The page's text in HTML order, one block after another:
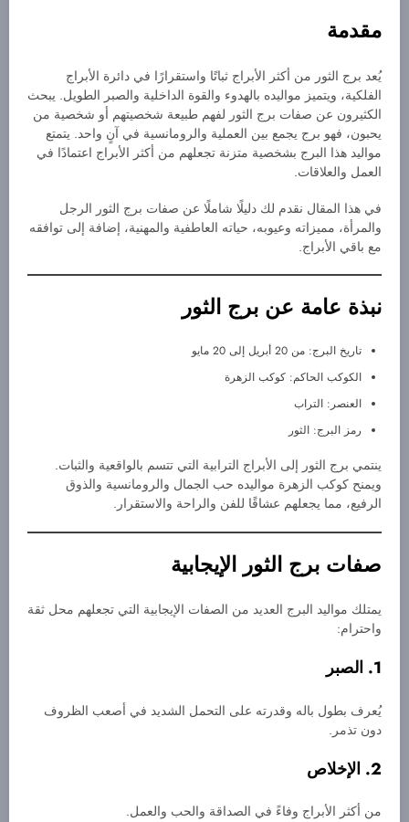
مقدمة
يُعد برج الثور من أكثر الأبراج ثباتًا واستقرارًا في دائرة الأبراج
الفلكية، ويتميز مواليده بالهدوء والقوة الداخلية والصبر الطويل. يبحث
الكثيرون عن صفات برج الثور لفهم طبيعة شخصيتهم أو شخصية من
يحبون، فهو برج يجمع بين العملية والرومانسية في آنٍ واحد. يتمتع
مواليد هذا البرج بشخصية متزنة تجعلهم من أكثر الأبراج اعتمادًا في
العمل والعلاقات.
في هذا المقال نقدم لك دليلًا شاملًا عن صفات برج الثور الرجل
والمرأة، مميزاته وعيوبه، حياته العاطفية والمهنية، إضافة إلى توافقه
مع باقي الأبراج.
نبذة عامة عن برج الثور
تاريخ البرج: من 20 أبريل إلى 20 مايو
الكوكب الحاكم: كوكب الزهرة
العنصر: التراب
رمز البرج: الثور
ينتمي برج الثور إلى الأبراج الترابية التي تتسم بالواقعية والثبات.
ويمنح كوكب الزهرة مواليده حب الجمال والرومانسية والذوق
الرفيع، مما يجعلهم عشاقًا للفن والراحة والاستقرار.
صفات برج الثور الإيجابية
يمتلك مواليد البرج العديد من الصفات الإيجابية التي تجعلهم محل ثقة
واحترام:
1. الصبر
يُعرف بطول باله وقدرته على التحمل الشديد في أصعب الظروف
دون تذمر.
2. الإخلاص
من أكثر الأبراج وفاءً في الصداقة والحب والعمل.